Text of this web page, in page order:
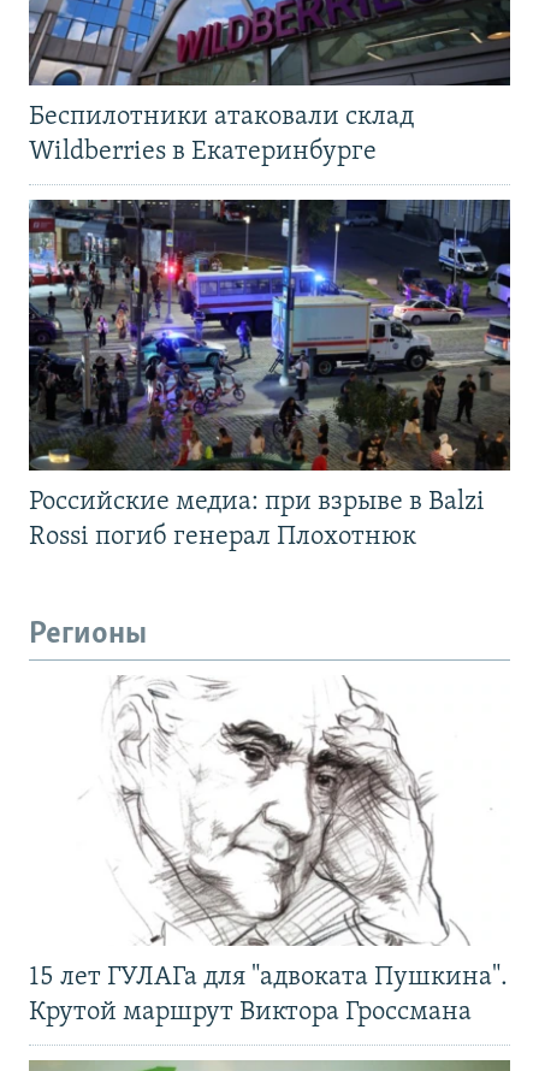
Беспилотники атаковали склад
Wildberries в Екатеринбурге
Российские медиа: при взрыве в Balzi
Rossi погиб генерал Плохотнюк
Регионы
15 лет ГУЛАГа для "адвоката Пушкина".
Крутой маршрут Виктора Гроссмана